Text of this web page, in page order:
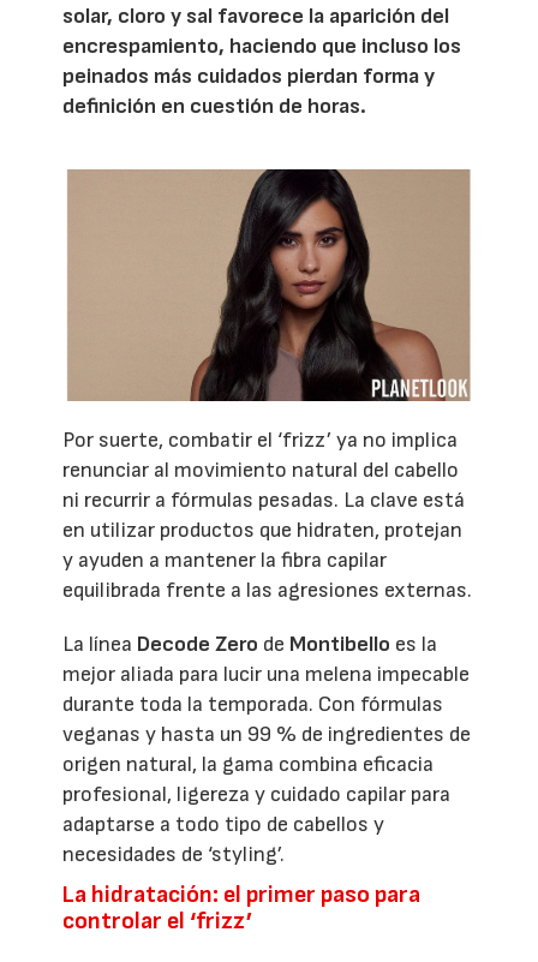
solar, cloro y sal favorece la aparición del
encrespamiento, haciendo que incluso los
peinados más cuidados pierdan forma y
definición en cuestión de horas.
Por suerte, combatir el ‘frizz’ ya no implica
renunciar al movimiento natural del cabello
ni recurrir a fórmulas pesadas. La clave está
en utilizar productos que hidraten, protejan
y ayuden a mantener la fibra capilar
equilibrada frente a las agresiones externas.
La línea Decode Zero de Montibello es la
mejor aliada para lucir una melena impecable
durante toda la temporada. Con fórmulas
veganas y hasta un 99 % de ingredientes de
origen natural, la gama combina eficacia
profesional, ligereza y cuidado capilar para
adaptarse a todo tipo de cabellos y
necesidades de ‘styling’.
La hidratación: el primer paso para
controlar el ‘frizz’